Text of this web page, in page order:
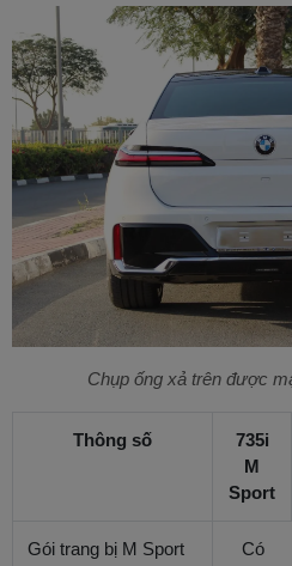
Chụp ống xả trên được
Thông số
735i
M
Sport
Gói trang bị M Sport Có